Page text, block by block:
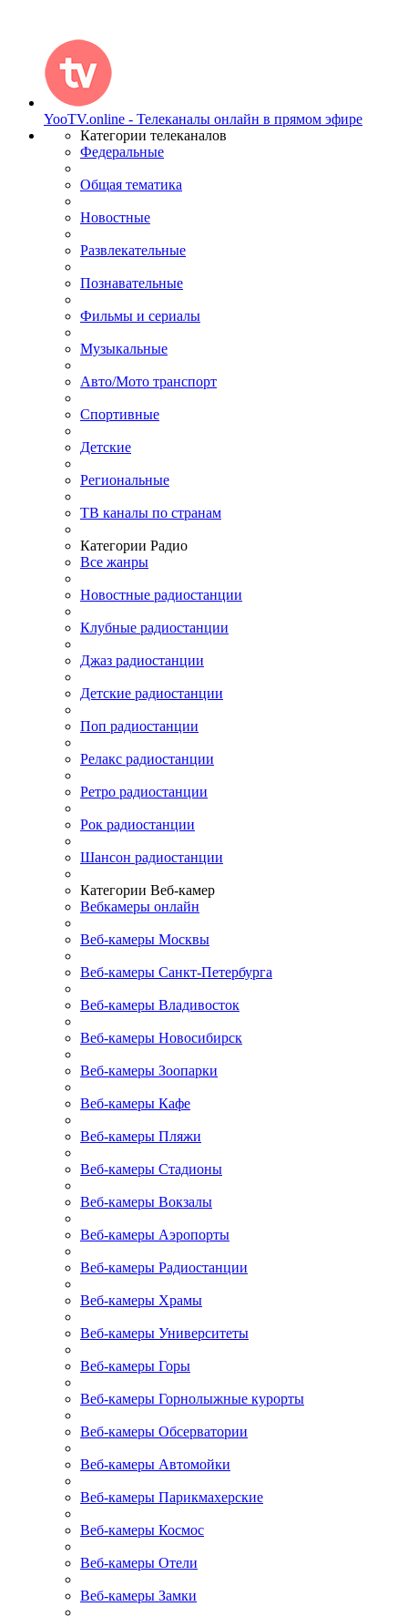
YooTV.online - Телеканалы онлайн в прямом эфире
Категории телеканалов
Федеральные
Общая тематика
Новостные
Развлекательные
Познавательные
Фильмы и сериалы
Музыкальные
Авто/Мото транспорт
Спортивные
Детские
Региональные
ТВ каналы по странам
Категории Радио
Все жанры
Новостные радиостанции
Клубные радиостанции
Джаз радиостанции
Детские радиостанции
Поп радиостанции
Релакс радиостанции
Ретро радиостанции
Рок радиостанции
Шансон радиостанции
Категории Веб-камер
Вебкамеры онлайн
Веб-камеры Москвы
Веб-камеры Санкт-Петербурга
Веб-камеры Владивосток
Веб-камеры Новосибирск
Веб-камеры Зоопарки
Веб-камеры Кафе
Веб-камеры Пляжи
Веб-камеры Стадионы
Веб-камеры Вокзалы
Веб-камеры Аэропорты
Веб-камеры Радиостанции
Веб-камеры Храмы
Веб-камеры Университеты
Веб-камеры Горы
Веб-камеры Горнолыжные курорты
Веб-камеры Обсерватории
Веб-камеры Автомойки
Веб-камеры Парикмахерские
Веб-камеры Космос
Веб-камеры Отели
Веб-камеры Замки